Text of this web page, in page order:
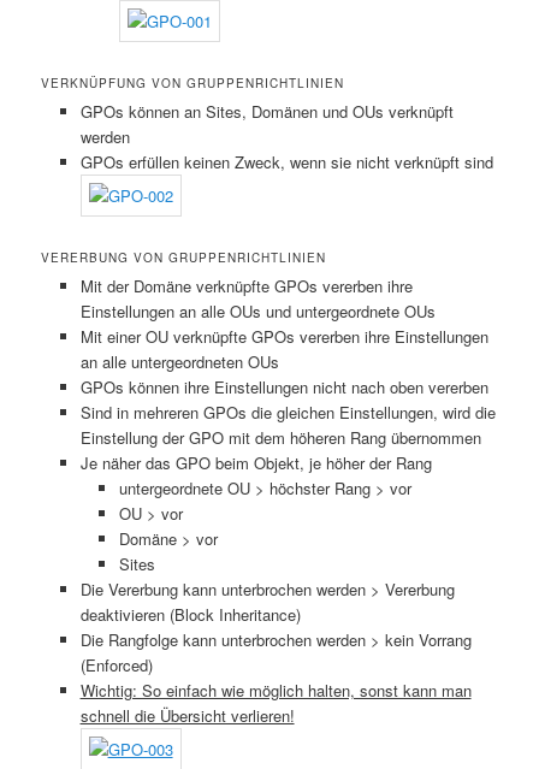
VERKNÜPFUNG VON GRUPPENRICHTLINIEN
GPOs können an Sites, Domänen und OUs verknüpft
werden
GPOs erfüllen keinen Zweck, wenn sie nicht verknüpft sind
VERERBUNG VON GRUPPENRICHTLINIEN
Mit der Domäne verknüpfte GPOs vererben ihre
Einstellungen an alle OUs und untergeordnete OUs
Mit einer OU verknüpfte GPOs vererben ihre Einstellungen
an alle untergeordneten OUs
GPOs können ihre Einstellungen nicht nach oben vererben
Sind in mehreren GPOs die gleichen Einstellungen, wird die
Einstellung der GPO mit dem höheren Rang übernommen
Je näher das GPO beim Objekt, je höher der Rang
untergeordnete OU > höchster Rang > vor
OU > vor
Domäne > vor
Sites
Die Vererbung kann unterbrochen werden > Vererbung
deaktivieren (Block Inheritance)
Die Rangfolge kann unterbrochen werden > kein Vorrang
(Enforced)
Wichtig: So einfach wie möglich halten, sonst kann man
schnell die Übersicht verlieren!